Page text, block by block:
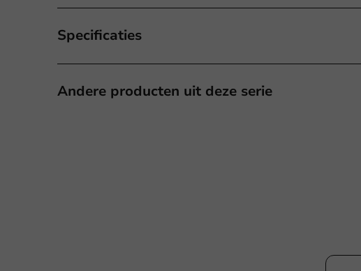
Specificaties
Andere producten uit deze serie